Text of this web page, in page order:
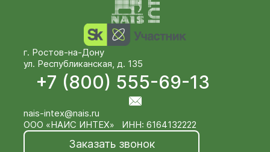
г. Ростов-на-Дону
ул. Республиканская, д. 135
+7 (800) 555-69-13
nais-intex@nais.ru
ООО «НАИС ИНТЕХ» ИНН: 6164132222
Заказать звонок